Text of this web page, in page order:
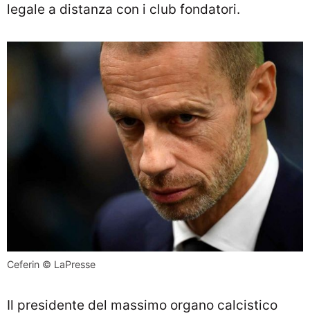
legale a distanza con i club fondatori.
Ceferin © LaPresse
Il presidente del massimo organo calcistico